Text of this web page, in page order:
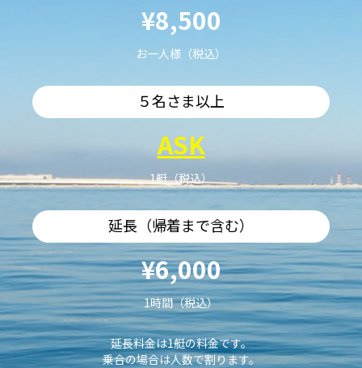
¥8,500
お一人様（税込）
５名さま以上
ASK
1艇（税込）
延長（帰着まで含む）
¥6,000
1時間（税込）
延長料金は1艇の料金です。
乗合の場合は人数で割ります。